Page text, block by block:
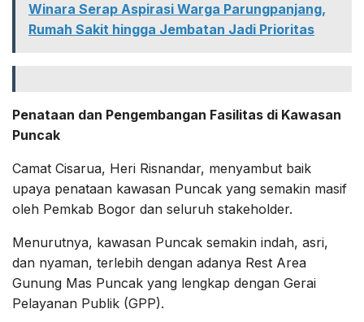
Winara Serap Aspirasi Warga Parungpanjang,
Rumah Sakit hingga Jembatan Jadi Prioritas
Penataan dan Pengembangan Fasilitas di Kawasan
Puncak
Camat Cisarua, Heri Risnandar, menyambut baik
upaya penataan kawasan Puncak yang semakin masif
oleh Pemkab Bogor dan seluruh stakeholder.
Menurutnya, kawasan Puncak semakin indah, asri,
dan nyaman, terlebih dengan adanya Rest Area
Gunung Mas Puncak yang lengkap dengan Gerai
Pelayanan Publik (GPP).